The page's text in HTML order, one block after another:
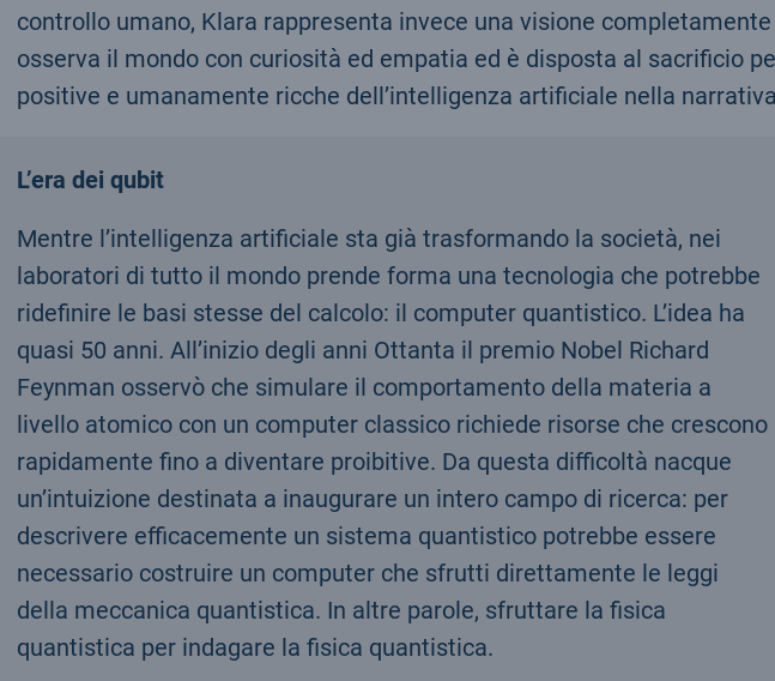
controllo umano, Klara rappresenta invece una visione
osserva il mondo con curiosità ed empatia ed è disposta al sacrificio
positive e umanamente ricche dell’intelligenza artificiale nella
L’era dei qubit
Mentre l’intelligenza artificiale sta già trasformando la società, nei
laboratori di tutto il mondo prende forma una tecnologia che potrebbe
ridefinire le basi stesse del calcolo: il computer quantistico. L’idea ha
quasi 50 anni. All’inizio degli anni Ottanta il premio Nobel Richard
Feynman osservò che simulare il comportamento della materia a
livello atomico con un computer classico richiede risorse che crescono
rapidamente fino a diventare proibitive. Da questa difficoltà nacque
un’intuizione destinata a inaugurare un intero campo di ricerca: per
descrivere efficacemente un sistema quantistico potrebbe essere
necessario costruire un computer che sfrutti direttamente le leggi
della meccanica quantistica. In altre parole, sfruttare la fisica
quantistica per indagare la fisica quantistica.